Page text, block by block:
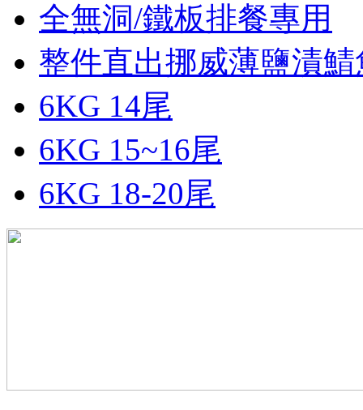
全無洞/鐵板排餐專用
整件直出挪威薄鹽漬鯖
6KG 14尾
6KG 15~16尾
6KG 18-20尾